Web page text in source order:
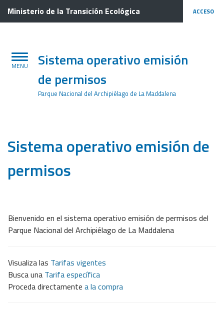
Ministerio de la Transición Ecológica Lengua
ACCESO
Sistema operativo emisión
de permisos
Parque Nacional del Archipiélago de La Maddalena
Sistema operativo emisión de
permisos
Bienvenido en el sistema operativo emisión de permisos del
Parque Nacional del Archipiélago de La Maddalena
Visualiza las Tarifas vigentes
Busca una Tarifa específica
Proceda directamente a la compra